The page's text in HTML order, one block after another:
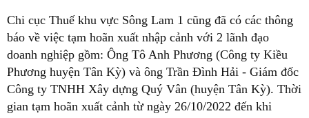
Chi cục Thuế khu vực Sông Lam 1 cũng đã có các thông
báo về việc tạm hoãn xuất nhập cảnh với 2 lãnh đạo
doanh nghiệp gồm: Ông Tô Anh Phương (Công ty Kiều
Phương huyện Tân Kỳ) và ông Trần Đình Hải - Giám đốc
Công ty TNHH Xây dựng Quý Vân (huyện Tân Kỳ). Thời
gian tạm hoãn xuất cảnh từ ngày 26/10/2022 đến khi